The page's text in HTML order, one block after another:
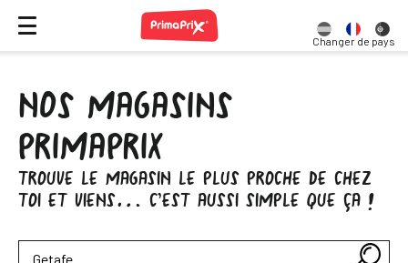
Changer de pays
NOS MAGASINS
PRIMAPRIX
TROUVE LE MAGASIN LE PLUS PROCHE DE CHEZ
TOI ET VIENS… C’EST AUSSI SIMPLE QUE ÇA !